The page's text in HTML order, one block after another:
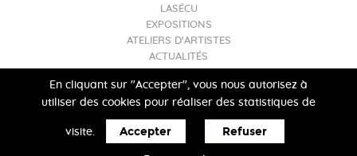
LASÉCU
EXPOSITIONS
ATELIERS D'ARTISTES
ACTUALITÉS
- Lasécu 2017
En cliquant sur "Accepter", vous nous autorisez à
utiliser des cookies pour réaliser des statistiques de
visite. Accepter Refuser